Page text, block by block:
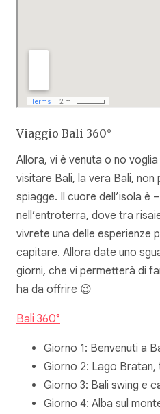
Viaggio Bali 360°
Allora, vi è venuta o no
visitare Bali, la vera Bali,
spiagge. Il cuore dell’isola è
nell’entroterra, dove tra
vivrete una delle esperienze
capitare. Allora date uno
giorni, che vi permetterà di
ha da offrire 😉
Bali 360°
Giorno 1: Benvenuti a
Giorno 2: Lago Bratan,
Giorno 3: Bali swing e
Giorno 4: Alba sul